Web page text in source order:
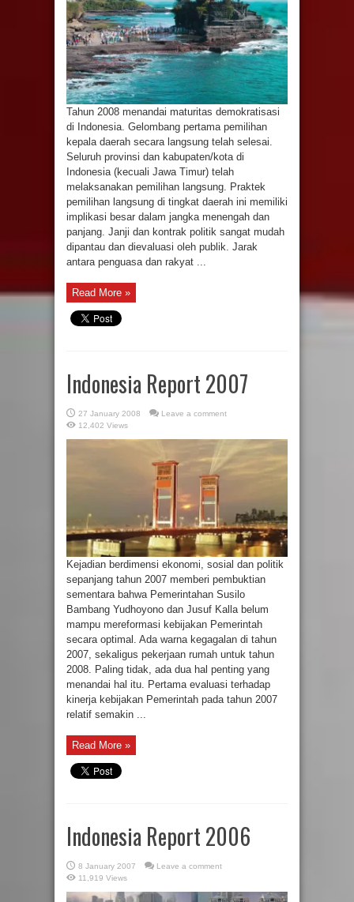
Tahun 2008 menandai maturitas demokratisasi
di Indonesia. Gelombang pertama pemilihan
kepala daerah secara langsung telah selesai.
Seluruh provinsi dan kabupaten/kota di
Indonesia (kecuali Jawa Timur) telah
melaksanakan pemilihan langsung. Praktek
pemilihan langsung di tingkat daerah ini memiliki
implikasi besar dalam jangka menengah dan
panjang. Janji dan kontrak politik sangat mudah
dipantau dan dievaluasi oleh publik. Jarak
antara penguasa dan rakyat ...
Read More »
Indonesia Report 2007
27 January 2008
Leave a comment
12,402 Views
Kejadian berdimensi ekonomi, sosial dan politik
sepanjang tahun 2007 memberi pembuktian
sementara bahwa Pemerintahan Susilo
Bambang Yudhoyono dan Jusuf Kalla belum
mampu mereformasi kebijakan Pemerintah
secara optimal. Ada warna kegagalan di tahun
2007, sekaligus pekerjaan rumah untuk tahun
2008. Paling tidak, ada dua hal penting yang
menandai hal itu. Pertama evaluasi terhadap
kinerja kebijakan Pemerintah pada tahun 2007
relatif semakin ...
Read More »
Indonesia Report 2006
8 January 2007
Leave a comment
11,919 Views